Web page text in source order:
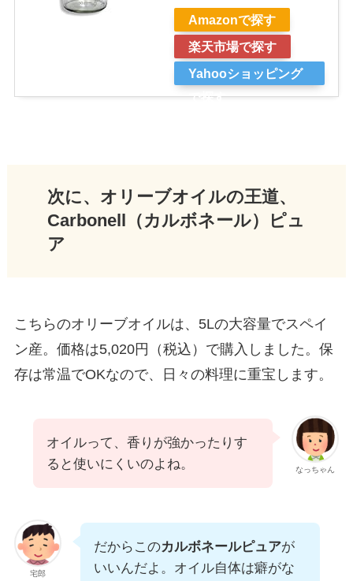
Amazonで探す
楽天市場で探す
Yahooショッピング
で探す
次に、オリーブオイルの王道、
Carbonell（カルボネール）ピュ
ア
こちらのオリーブオイルは、5Lの大容量でスペイ
ン産。価格は5,020円（税込）で購入しました。保
存は常温でOKなので、日々の料理に重宝します。
なっちゃん
オイルって、香りが強かったりす
ると使いにくいのよね。
宅郎
だからこのカルボネールピュアが
いいんだよ。オイル自体は癖がな